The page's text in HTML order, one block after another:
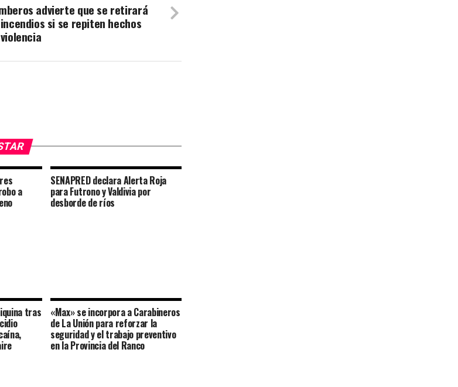
advierte que se retirará
si se repiten hechos
a
SENAPRED declara Alerta Roja
para Futrono y Valdivia por
desborde de ríos
tras «Max» se incorpora a Carabineros
de La Unión para reforzar la
seguridad y el trabajo preventivo
en la Provincia del Ranco